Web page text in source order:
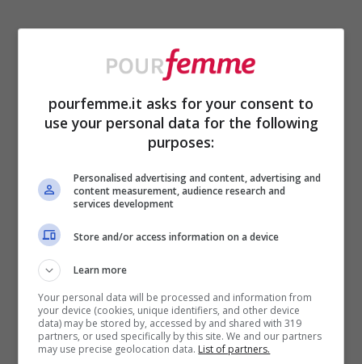
impacchi naturali: la chioma
ringrazierà
pourfemme.it asks for your consent to
use your personal data for the following
purposes:
Personalised advertising and content, advertising and
content measurement, audience research and
services development
Store and/or access information on a device
Learn more
Your personal data will be processed and information from
your device (cookies, unique identifiers, and other device
data) may be stored by, accessed by and shared with 319
partners, or used specifically by this site. We and our partners
may use precise geolocation data. List of partners.